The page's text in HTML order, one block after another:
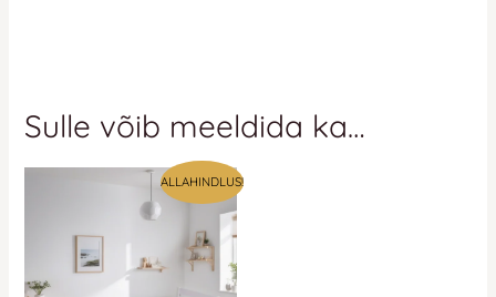
Sulle võib meeldida ka…
ALLAHINDLUS!